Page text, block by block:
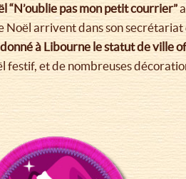
“N’oublie pas mon petit courrier”
Noël arrivent dans son
à Libourne le statut de ville
et de nombreuses